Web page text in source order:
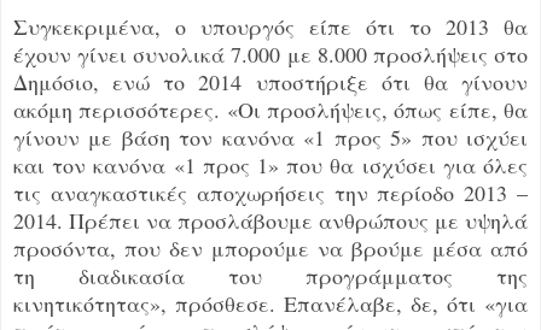
Συγκεκριμένα, ο υπουργός είπε ότι το 2013 θα
έχουν γίνει συνολικά 7.000 με 8.000 προσλήψεις στο
Δημόσιο, ενώ το 2014 υποστήριξε ότι θα γίνουν
ακόμη περισσότερες. «Οι προσλήψεις, όπως είπε, θα
γίνουν με βάση τον κανόνα «1 προς 5» που ισχύει
και τον κανόνα «1 προς 1» που θα ισχύσει για όλες
τις αναγκαστικές αποχωρήσεις την περίοδο 2013 –
2014. Πρέπει να προσλάβουμε ανθρώπους με υψηλά
προσόντα, που δεν μπορούμε να βρούμε μέσα από
τη διαδικασία του προγράμματος της
κινητικότητας», πρόσθεσε. Επανέλαβε, δε, ότι «για